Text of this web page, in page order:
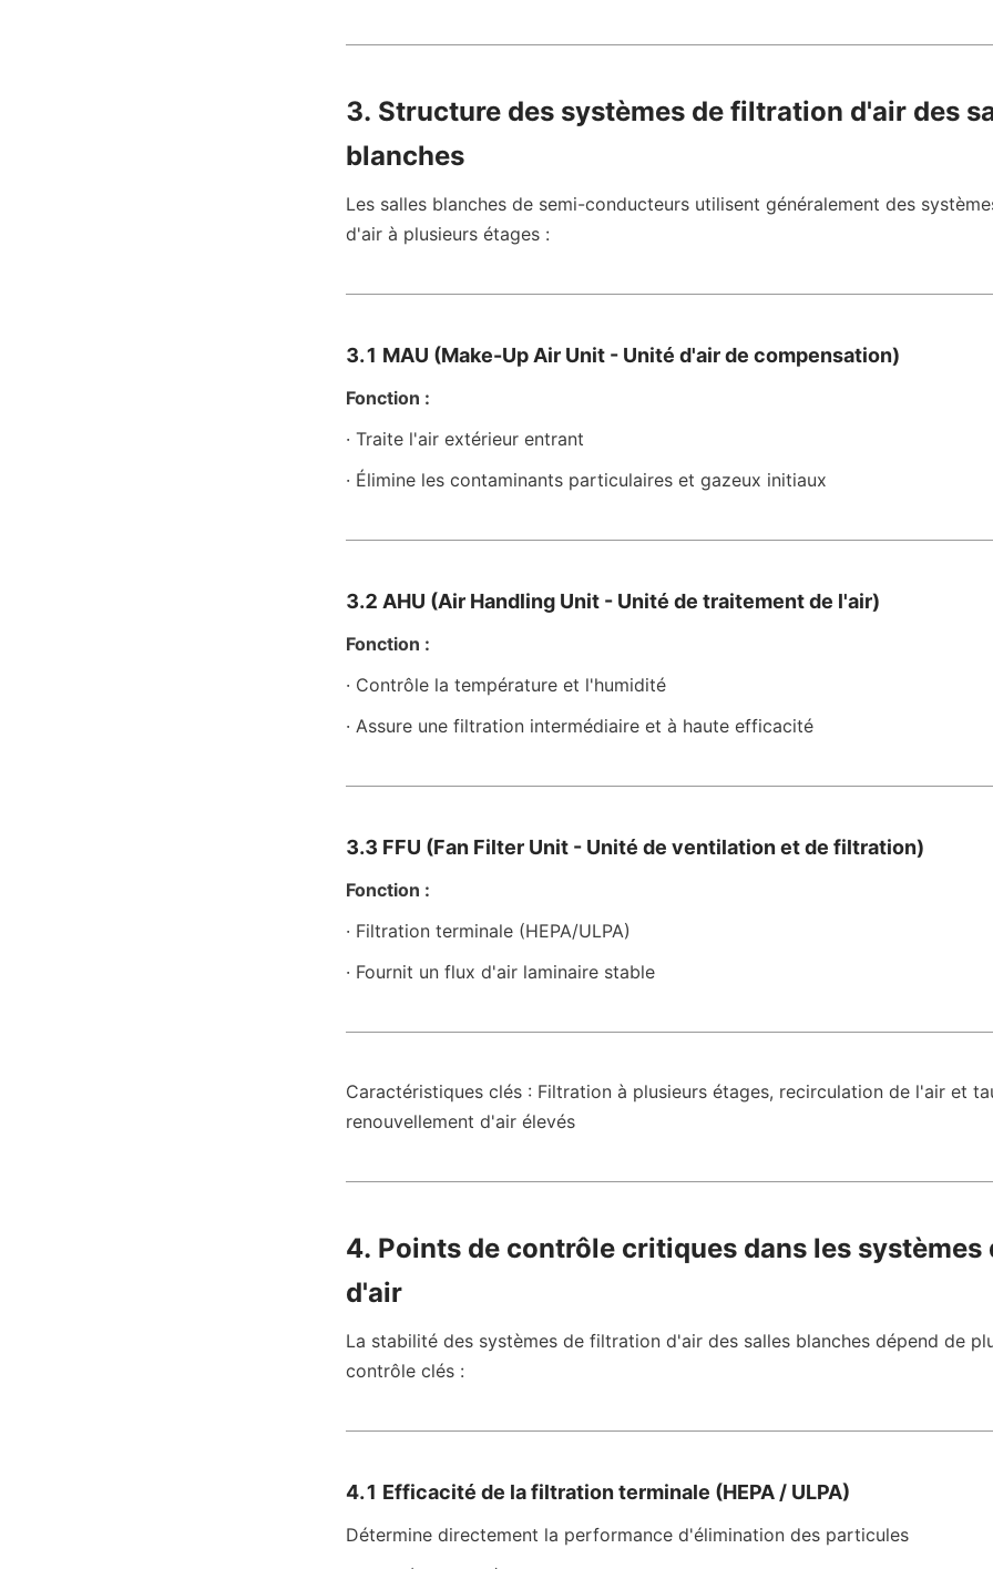
3. Structure des systèmes de filtration d'air des
blanches
Les salles blanches de semi-conducteurs utilisent généralement des
d'air à plusieurs étages :
3.1 MAU (Make-Up Air Unit - Unité d'air de compensation)
Fonction :
· Traite l'air extérieur entrant
· Élimine les contaminants particulaires et gazeux initiaux
3.2 AHU (Air Handling Unit - Unité de traitement de l'air)
Fonction :
· Contrôle la température et l'humidité
· Assure une filtration intermédiaire et à haute efficacité
3.3 FFU (Fan Filter Unit - Unité de ventilation et de filtration)
Fonction :
· Filtration terminale (HEPA/ULPA)
· Fournit un flux d'air laminaire stable
Caractéristiques clés : Filtration à plusieurs étages, recirculation de l'air et
renouvellement d'air élevés
4. Points de contrôle critiques dans les
d'air
La stabilité des systèmes de filtration d'air des salles blanches dépend de
contrôle clés :
4.1 Efficacité de la filtration terminale (HEPA / ULPA)
Détermine directement la performance d'élimination des particules